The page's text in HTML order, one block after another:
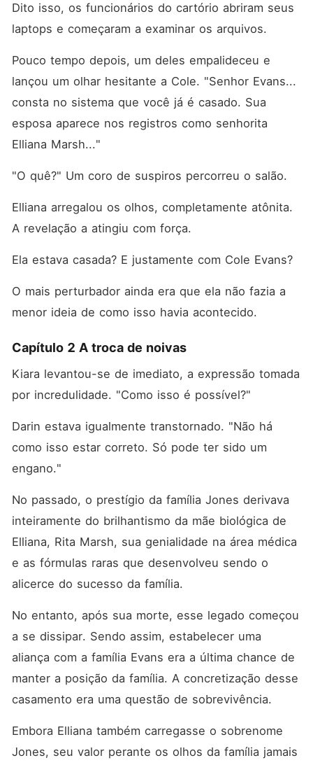
Dito isso, os funcionários do cartório abriram seus
laptops e começaram a examinar os arquivos.
Pouco tempo depois, um deles empalideceu e
lançou um olhar hesitante a Cole. "Senhor Evans...
consta no sistema que você já é casado. Sua
esposa aparece nos registros como senhorita
Elliana Marsh..."
"O quê?" Um coro de suspiros percorreu o salão.
Elliana arregalou os olhos, completamente atônita.
A revelação a atingiu com força.
Ela estava casada? E justamente com Cole Evans?
O mais perturbador ainda era que ela não fazia a
menor ideia de como isso havia acontecido.
Capítulo 2 A troca de noivas
Kiara levantou-se de imediato, a expressão tomada
por incredulidade. "Como isso é possível?"
Darin estava igualmente transtornado. "Não há
como isso estar correto. Só pode ter sido um
engano."
No passado, o prestígio da família Jones derivava
inteiramente do brilhantismo da mãe biológica de
Elliana, Rita Marsh, sua genialidade na área médica
e as fórmulas raras que desenvolveu sendo o
alicerce do sucesso da família.
No entanto, após sua morte, esse legado começou
a se dissipar. Sendo assim, estabelecer uma
aliança com a família Evans era a última chance de
manter a posição da família. A concretização desse
casamento era uma questão de sobrevivência.
Embora Elliana também carregasse o sobrenome
Jones, seu valor perante os olhos da família jamais